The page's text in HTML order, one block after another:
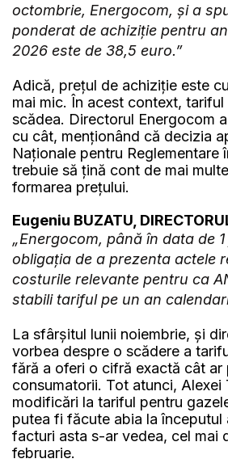
octombrie, Energocom, și a
ponderat de achiziție pentru
2026 este de 38,5 euro.”
Adică, prețul de achiziție este
mai mic. În acest context,
scădea. Directorul Energocom
cu cât, menționând că decizia
Naționale pentru Reglementare
trebuie să țină cont de mai
formarea prețului.
Eugeniu BUZATU,
„Energocom, până în data de
obligația de a prezenta actele
costurile relevante pentru ca
stabili tariful pe un an
La sfârșitul lunii noiembrie, și
vorbea despre o scădere a
fără a oferi o cifră exactă cât ar
consumatorii. Tot atunci, Alexei
modificări la tariful pentru
putea fi făcute abia la începutul
facturi asta s-ar vedea, cel mai
februarie.